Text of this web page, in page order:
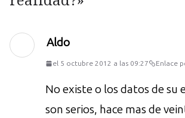
Aldo
el 5 octubre 2012 a las 09:27 Enlace
No existe o los datos de su
son serios, hace mas de